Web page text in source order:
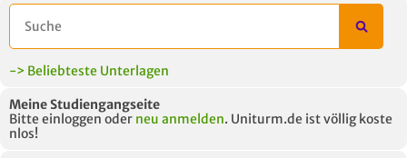
-> Beliebteste Unterlagen
Meine Studiengangseite
Bitte einloggen oder neu anmelden. Uniturm.de ist völlig koste
nlos!